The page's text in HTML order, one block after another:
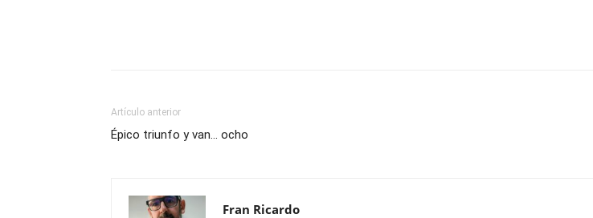
Artículo anterior
Épico triunfo y van… ocho
Fran Ricardo